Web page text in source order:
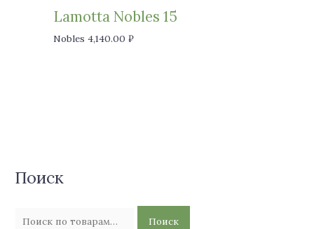
Lamotta Nobles 15
Nobles 4,140.00 ₽
Поиск
Поиск